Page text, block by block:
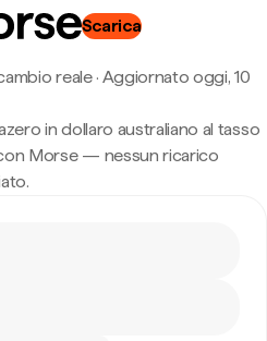
Scarica
reale· Aggiornato oggi, 10
in dollaro australiano al tasso
Morse — nessun ricarico